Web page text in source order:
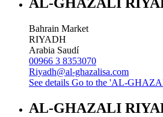
AL-GHAZALI
Bahrain Market
RIYADH
Arabia Saudí
00966 3 8353070
Riyadh@al-ghazalisa.com
See details Go to the 'AL-
AL-GHAZALI